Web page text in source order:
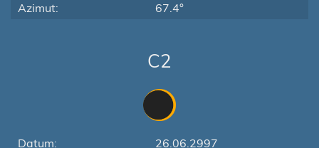
Azimut:
67.4°
C2
Datum: 26.06.2997